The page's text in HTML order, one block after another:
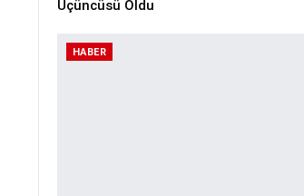
Üçüncüsü Oldu
HABER